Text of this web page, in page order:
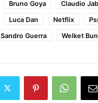
Bruno Goya
Claudio
Luca Dan Netflix
Sandro Guerra Welket